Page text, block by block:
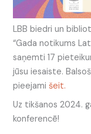
LBB biedri un
“Gada notikums
saņemti 17
jūsu iesaiste.
pieejamišeit.
Uz tikšanos 2024.
konferencē!